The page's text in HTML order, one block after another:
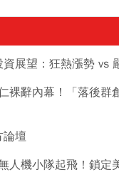
展望：狂熱漲勢 vs
裸辭內幕！「落後群
壇
人機小隊起飛！鎖定